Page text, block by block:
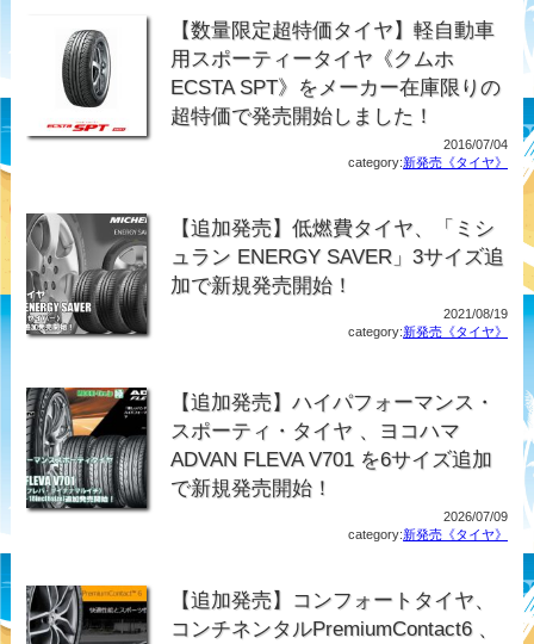
【数量限定超特価タイヤ】軽自動車
用スポーティータイヤ《クムホ
ECSTA SPT》をメーカー在庫限りの
超特価で発売開始しました！
2016/07/04
category:新発売《タイヤ》
【追加発売】低燃費タイヤ、「ミシ
ュラン ENERGY SAVER」3サイズ追
加で新規発売開始！
2021/08/19
category:新発売《タイヤ》
【追加発売】ハイパフォーマンス・
スポーティ・タイヤ 、ヨコハマ
ADVAN FLEVA V701 を6サイズ追加
で新規発売開始！
2026/07/09
category:新発売《タイヤ》
【追加発売】コンフォートタイヤ、
コンチネンタルPremiumContact6 、